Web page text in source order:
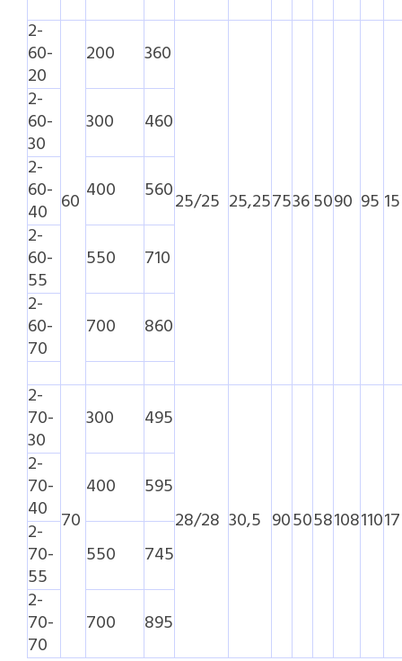
2-
60-
20
60
200 360
25/25 25,2575365090 95 15
2-
60-
30
300
460
2-
60-
40
400
560
2-
60-
55
550
710
2-
60-
70
700 860
2-
70-
30
70
300 495
28/28 30,5 90505810811017
2-
70-
40
400
595
2-
70-
55
550
745
2-
70-
70
700 895